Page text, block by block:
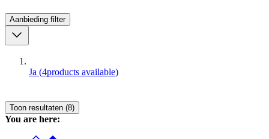
Aanbieding filter
Ja (4products available)
Toon resultaten (8)
You are here: